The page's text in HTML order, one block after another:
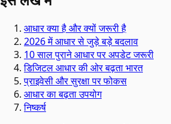
आधार क्या है और क्यों जरूरी है
2026 में आधार से जुड़े बड़े बदलाव
10 साल पुराने आधार पर अपडेट जरूरी
डिजिटल आधार की ओर बढ़ता भारत
प्राइवेसी और सुरक्षा पर फोकस
आधार का बढ़ता उपयोग
निष्कर्ष